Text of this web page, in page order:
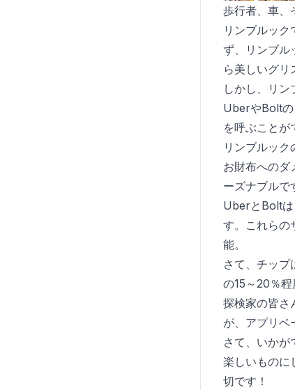
歩行者、車、
リンブルッ
ず、リンブル
ら美しいグリ
しかし、リン
UberやBoltの
を呼ぶことが
リンブルック
お財布へのダ
ーズナブルで
UberとBoltは
す。これらの
能。
さて、チッ
の15～20％程
探検家の皆さ
が、アプリベ
さて、いかが
楽しいものに
切です！